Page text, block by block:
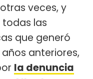
veces, y
las
que generó
anteriores,
la denuncia